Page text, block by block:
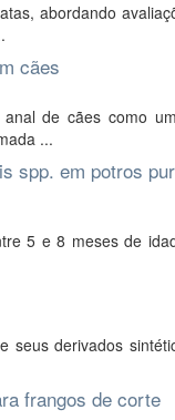
abordando
cães
de cães como
...
spp. em potros
5 e 8 meses de
seus derivados
frangos de corte